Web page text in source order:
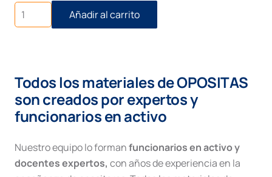
Estructura
Ley
Reguladora
Social
cantidad
Añadir al carrito
Todos los materiales de OPOSITAS
son creados por expertos y
funcionarios en activo
Nuestro equipo lo formanfuncionarios en activo y
docentes expertos, con años de experiencia en la